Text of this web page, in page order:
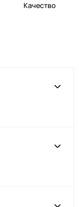
Качество